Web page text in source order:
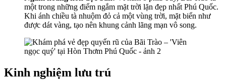
một trong những điểm ngắm mặt trời lặn đẹp nhất Phú Quốc.
Khi ánh chiều tà nhuộm đỏ cả một vùng trời, mặt biển như
được dát vàng, tạo nên khung cảnh lãng mạn vô song.
Kinh nghiệm lưu trú